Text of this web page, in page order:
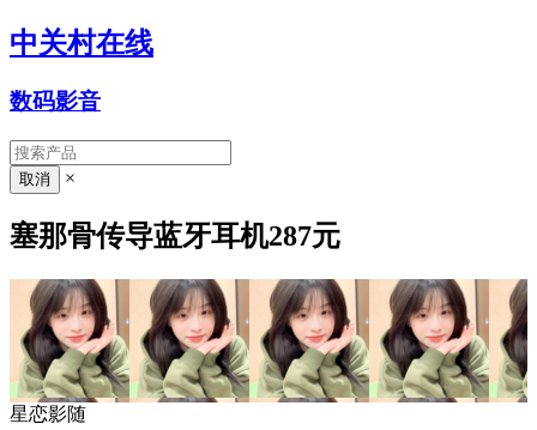
中关村在线
数码影音
×
塞那骨传导蓝牙耳机287元
星恋影随